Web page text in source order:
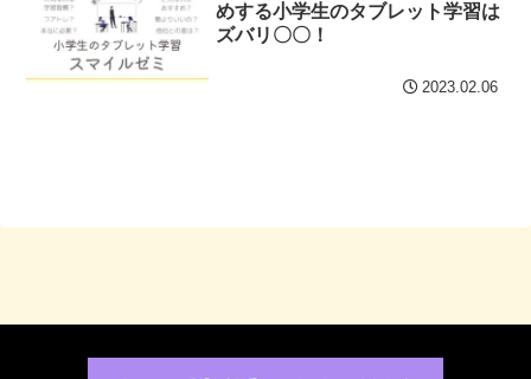
めする小学生のタブレット学習は
ズバリ〇〇！
2023.02.06